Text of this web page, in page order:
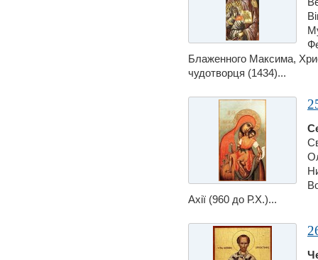
Блаженного Максима,
чудотворця (1434)...
Ахiї (960 до Р.Х.)...